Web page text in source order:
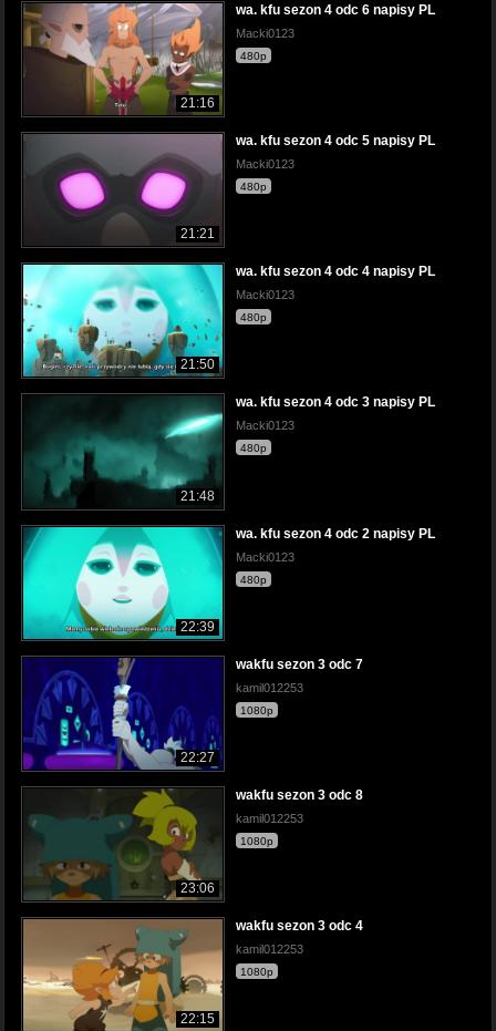
21:16
wa. kfu sezon 4 odc 6 napisy PL
Macki0123
480p
21:21
wa. kfu sezon 4 odc 5 napisy PL
Macki0123
480p
21:50
wa. kfu sezon 4 odc 4 napisy PL
Macki0123
480p
21:48
wa. kfu sezon 4 odc 3 napisy PL
Macki0123
480p
22:39
wa. kfu sezon 4 odc 2 napisy PL
Macki0123
480p
22:27
wakfu sezon 3 odc 7
kamil012253
1080p
23:06
wakfu sezon 3 odc 8
kamil012253
1080p
22:15
wakfu sezon 3 odc 4
kamil012253
1080p